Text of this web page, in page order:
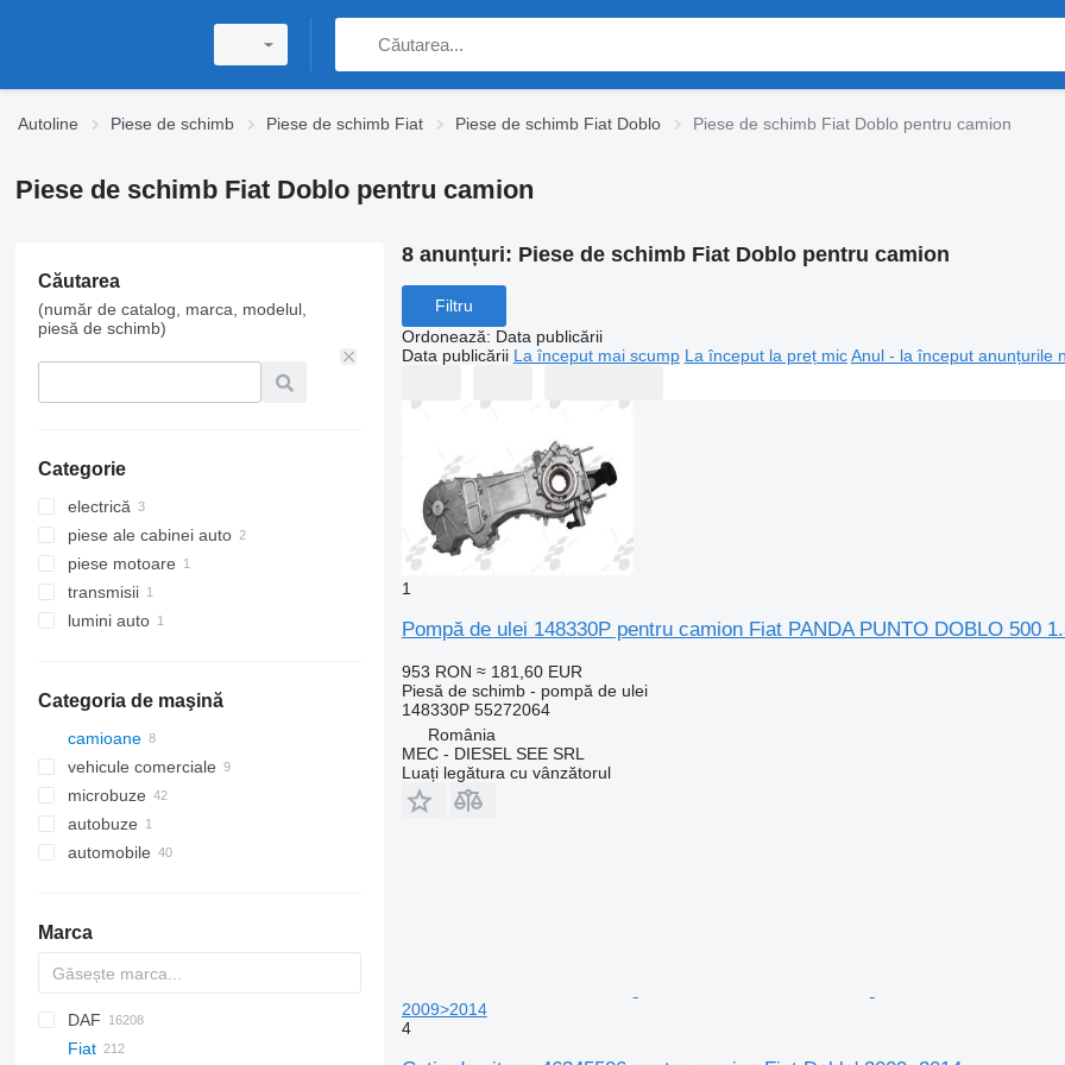
Autoline Piese de schimb Piese de schimb Fiat Piese de schimb Fiat Doblo Piese de schimb Fiat Doblo pentru camion
Piese de schimb Fiat Doblo pentru camion
Căutarea
(număr de catalog, marca, modelul,
piesă de schimb)
Categorie
electrică
panouri cu dispozitive
unităţi de control
piese ale cabinei auto
uşi
izolaţii
piese motoare
pompe de ulei
transmisii
cutii de viteze
lumini auto
Categoria de maşină
camioane
vehicule comerciale
microbuze
autobuze
automobile
Marca
AZ
BM
HD
1304
1504
A-series
Q-series
Probus
2-Series
X-Series
MAXIMA
SUPRA
C-series
DE
Silverado
Tahoe
Berlingo
C-series
C-series
DAF
AS
Duster
AC
Eagle
BF
Ram
DL
Fiat
8 anunțuri: Piese de schimb Fiat Doblo pentru camion
Filtru
Ordonează: Data publicării
Data publicării La început mai scump La început la preț mic Anul - la început anunțurile
1
Pompă de ulei 148330P pentru camion Fiat PANDA PUNTO DOBLO 500
953 RON ≈ 181,60 EUR
Piesă de schimb - pompă de ulei
148330P 55272064
România
MEC - DIESEL SEE SRL
Luați legătura cu vânzătorul
2009>2014
4